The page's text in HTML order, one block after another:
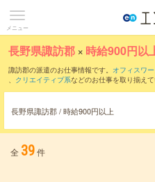
メニュー
長野県諏訪郡 × 時給900円以
諏訪郡の派遣のお仕事情報です。 オフィスワ
、 クリエイティブ系などのお仕事を取り揃えて
時給1100円以上 ・1800円以上の求人はこちら
当サイトでは法令を遵守し、最低賃金以上の
長野県諏訪郡 / 時給900円以上
全 39件